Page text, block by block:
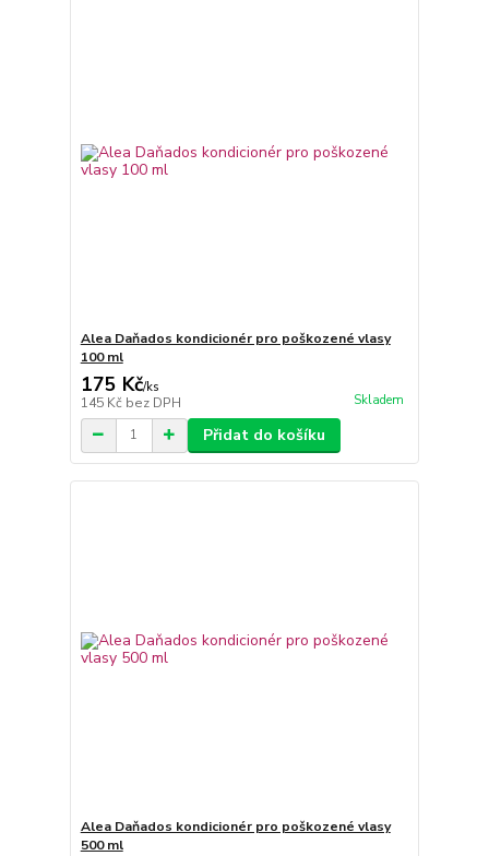
Alea Daňados kondicionér pro poškozené vlasy
100 ml
175 Kč/ks
145 Kč bez DPH Skladem
Přidat do košíku
Alea Daňados kondicionér pro poškozené vlasy
500 ml